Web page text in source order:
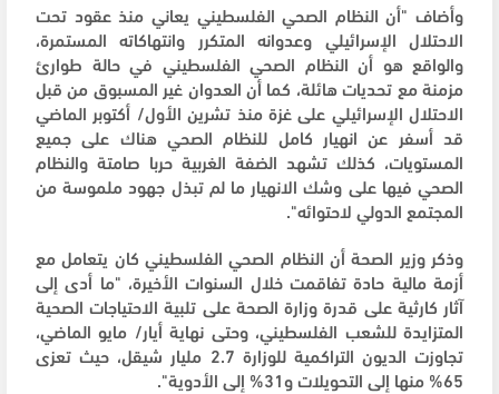
وأضاف "أن النظام الصحي الفلسطيني يعاني منذ عقود تحت
الاحتلال الإسرائيلي وعدوانه المتكرر وانتهاكاته المستمرة،
والواقع هو أن النظام الصحي الفلسطيني في حالة طوارئ
مزمنة مع تحديات هائلة، كما أن العدوان غير المسبوق من قبل
الاحتلال الإسرائيلي على غزة منذ تشرين الأول/ أكتوبر الماضي
قد أسفر عن انهيار كامل للنظام الصحي هناك على جميع
المستويات، كذلك تشهد الضفة الغربية حربا صامتة والنظام
الصحي فيها على وشك الانهيار ما لم تبذل جهود ملموسة من
المجتمع الدولي لاحتوائه".
وذكر وزير الصحة أن النظام الصحي الفلسطيني كان يتعامل مع
أزمة مالية حادة تفاقمت خلال السنوات الأخيرة، "ما أدى إلى
آثار كارثية على قدرة وزارة الصحة على تلبية الاحتياجات الصحية
المتزايدة للشعب الفلسطيني، وحتى نهاية أيار/ مايو الماضي،
تجاوزت الديون التراكمية للوزارة 2.7 مليار شيقل، حيث تعزى
65% منها إلى التحويلات و31% إلى الأدوية".